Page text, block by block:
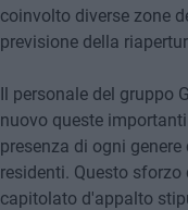
coinvolto diverse zone
previsione della
Il personale del gruppo
nuovo queste
presenza di ogni
residenti. Questo
capitolato d'appalto